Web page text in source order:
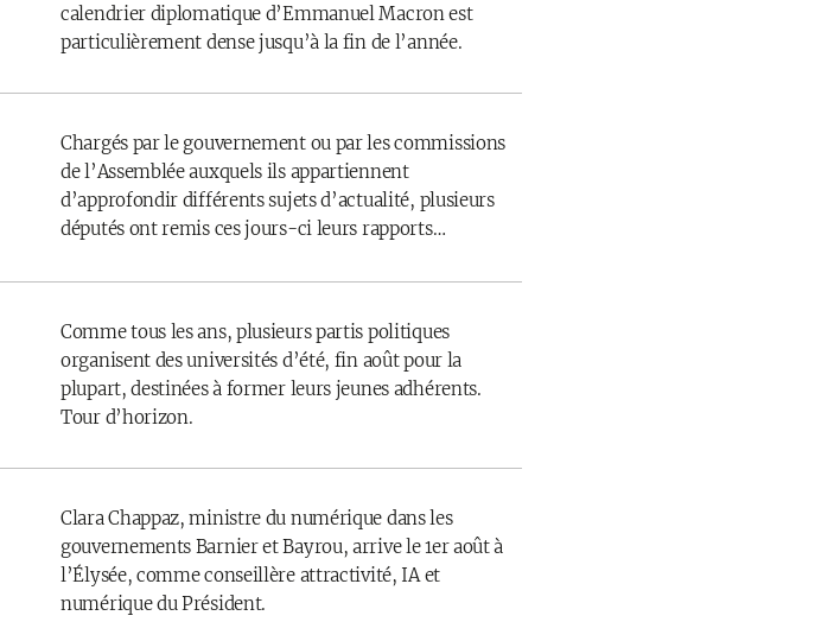
calendrier diplomatique d’Emmanuel Macron est
particulièrement dense jusqu’à la fin de l’année.
Chargés par le gouvernement ou par les commissions
de l’Assemblée auxquels ils appartiennent
d’approfondir différents sujets d’actualité, plusieurs
députés ont remis ces jours-ci leurs rapports…
Comme tous les ans, plusieurs partis politiques
organisent des universités d’été, fin août pour la
plupart, destinées à former leurs jeunes adhérents.
Tour d’horizon.
Clara Chappaz, ministre du numérique dans les
gouvernements Barnier et Bayrou, arrive le 1er août à
l’Élysée, comme conseillère attractivité, IA et
numérique du Président.